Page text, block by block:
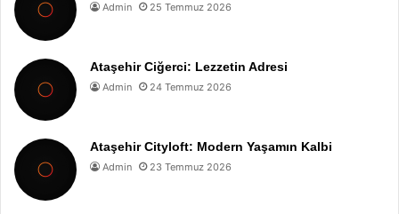
Admin 25 Temmuz 2026
Ataşehir Ciğerci: Lezzetin Adresi
Admin 24 Temmuz 2026
Ataşehir Cityloft: Modern Yaşamın Kalbi
Admin 23 Temmuz 2026